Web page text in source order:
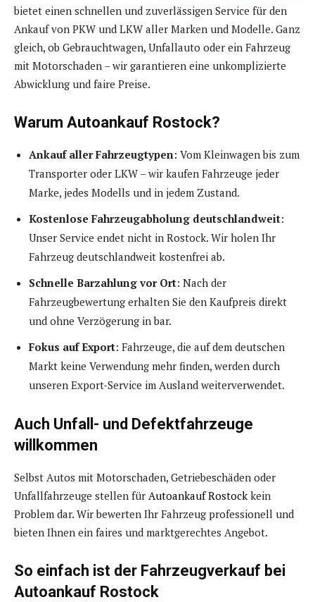
bietet einen schnellen und zuverlässigen Service für den
Ankauf von PKW und LKW aller Marken und Modelle. Ganz
gleich, ob Gebrauchtwagen, Unfallauto oder ein Fahrzeug
mit Motorschaden – wir garantieren eine unkomplizierte
Abwicklung und faire Preise.
Warum Autoankauf Rostock?
Ankauf aller Fahrzeugtypen: Vom Kleinwagen bis zum
Transporter oder LKW – wir kaufen Fahrzeuge jeder
Marke, jedes Modells und in jedem Zustand.
Kostenlose Fahrzeugabholung deutschlandweit:
Unser Service endet nicht in Rostock. Wir holen Ihr
Fahrzeug deutschlandweit kostenfrei ab.
Schnelle Barzahlung vor Ort: Nach der
Fahrzeugbewertung erhalten Sie den Kaufpreis direkt
und ohne Verzögerung in bar.
Fokus auf Export: Fahrzeuge, die auf dem deutschen
Markt keine Verwendung mehr finden, werden durch
unseren Export-Service im Ausland weiterverwendet.
Auch Unfall- und Defektfahrzeuge
willkommen
Selbst Autos mit Motorschaden, Getriebeschäden oder
Unfallfahrzeuge stellen für Autoankauf Rostock kein
Problem dar. Wir bewerten Ihr Fahrzeug professionell und
bieten Ihnen ein faires und marktgerechtes Angebot.
So einfach ist der Fahrzeugverkauf bei
Autoankauf Rostock